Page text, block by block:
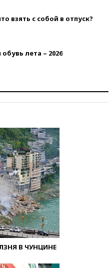
взять с собой в отпуск?
лета – 2026
В ЧУНЦИНЕ